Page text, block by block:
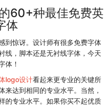
60+种最佳免费英
体
到惊讶。设计师有很多免费字体
线，脚本还是无衬线字体，今天
体！
logo设计看起来更专业的关键所
来达到相同的专业水平。当然，
的专业水平。如果你买不起优质